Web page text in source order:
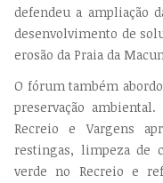
defendeu a ampliação
desenvolvimento de
erosão da Praia da
O fórum também
preservação
Recreio e Vargens
restingas, limpeza de
verde no Recreio e